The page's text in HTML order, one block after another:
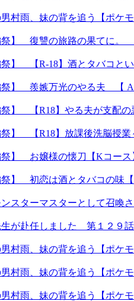
男村雨、妹の背を追う【ポ
祭】 復讐の旅路の果てに。
】 【R-18】酒とタバコと
祭】 羨嫉万光のやる夫 【 A
】 【R18】やる夫が支配の
】 【R18】放課後洗脳授
】 お嬢様の懐刀【Kコース
】 初恋は酒とタバコの味
ンスターマスターとして召
生が赴任しました 第１２９
男村雨、妹の背を追う【ポ
村雨、妹の背を追う【ポケ
男村雨、妹の背を追う【ポケ